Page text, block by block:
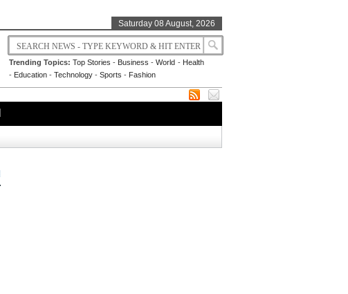
Saturday 08 August, 2026
Trending Topics: Top Stories - Business -World - Health
- Education - Technology -Sports - Fashion